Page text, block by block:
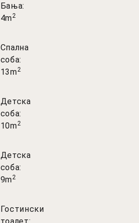
Бања:
4m2
Спална
соба:
13m2
Детска
соба:
10m2
Детска
соба:
9m2
Гостински